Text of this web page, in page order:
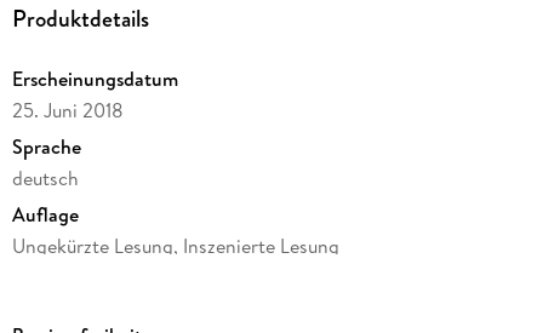
Produktdetails
Erscheinungsdatum
25. Juni 2018
Sprache
deutsch
Auflage
Ungekürzte Lesung, Inszenierte Lesung